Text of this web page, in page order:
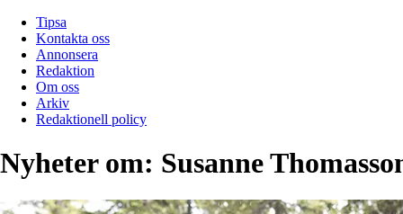
Tipsa
Kontakta oss
Annonsera
Redaktion
Om oss
Arkiv
Redaktionell policy
Nyheter om: Susanne